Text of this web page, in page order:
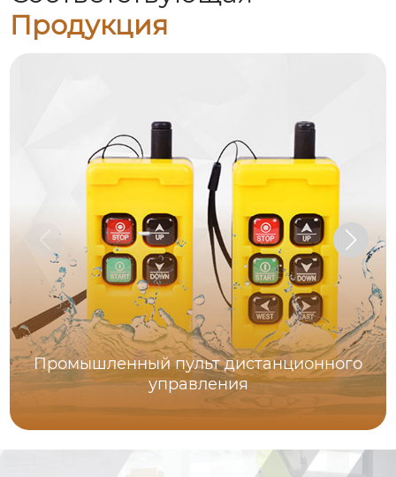
Продукция
Промышленный пульт дистанционного
управления